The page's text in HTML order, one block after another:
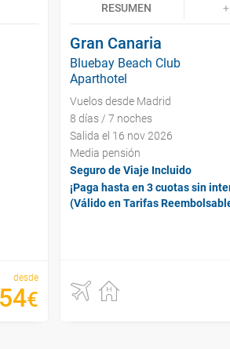
desde
€
RESUMEN
Gran Canaria
Bluebay Beach Club
Aparthotel
Vuelos desde Madrid
8 días / 7 noches
Salida el 16 nov 2026
Media pensión
Seguro de Viaje Incluido
¡Paga hasta en 3 cuotas sin
(Válido en Tarifas